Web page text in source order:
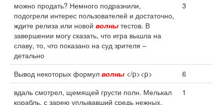
можно продать? Немного подразнили,
подогрели интерес пользователей и достаточно,
ждите релиза или новой волны тестов. В
завершении могу сказать, что игра вышла на
славу, то, что показано на суд зрителя –
детально
3
Вывод некоторых формул волны </p><p>
6
вдаль смотрел, щемящей грусти полн. Мелькал
корабль, с зарею уплывавший средь нежных,
1